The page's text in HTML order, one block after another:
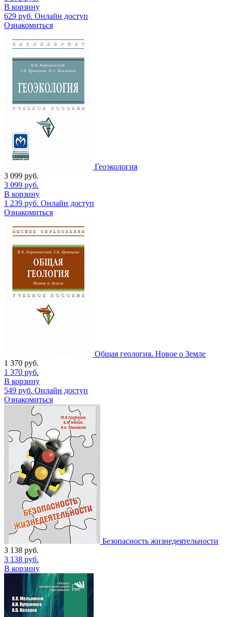
В корзину
629 руб. Онлайн доступ
Ознакомиться
Геоэкология
3 099 руб.
3 099 руб.
В корзину
1 239 руб. Онлайн доступ
Ознакомиться
Общая геология. Новое о Земле
1 370 руб.
1 370 руб.
В корзину
549 руб. Онлайн доступ
Ознакомиться
Безопасность жизнедеятельности
3 138 руб.
3 138 руб.
В корзину